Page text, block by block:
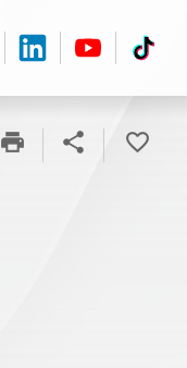
print share favorite_border